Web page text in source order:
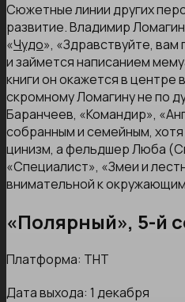
Сюжетные линии других
развитие. Владимир
«Чудо», «Здравствуйте,
и займется написанием
книги он окажется в центре
скромному Ломагину не по
Баранчеев, «Командир»,
собранным и семейным,
цинизм, а фельдшер Люба
«Специалист», «Змеи и
внимательной к
«Полярный», 5-й
Платформа: ТНТ
Дата выхода: 1 декабря